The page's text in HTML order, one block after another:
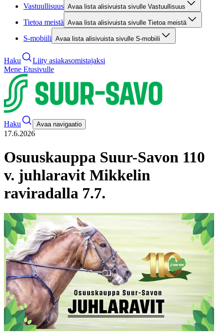
Vastuullisuus Avaa lista alisivuista sivulle Vastuullisuus
Tietoa meistä Avaa lista alisivuista sivulle Tietoa meistä
S-mobiili Avaa lista alisivuista sivulle S-mobiili
Haku
Liity asiakasomistajaksi
Mene Etusivulle
Haku Avaa navigaatio
17.6.2026
Osuuskauppa Suur-Savon 110
v. juhlaravit Mikkelin
raviradalla 7.7.